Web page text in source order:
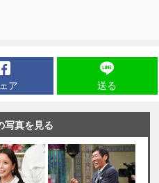
ア 送る
写真を見る